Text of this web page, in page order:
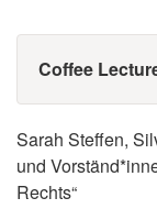
Coffee
Sarah Steffen,
und
Rechts“